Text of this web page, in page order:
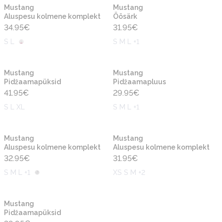
Mustang
Aluspesu kolmene komplekt
34.95€
S L
Mustang
Öösärk
31.95€
S M L +1
Mustang
Pidžaamapüksid
41.95€
S L XL
Mustang
Pidžaamapluus
29.95€
S M L +1
Mustang
Aluspesu kolmene komplekt
32.95€
S M L +1
Mustang
Aluspesu kolmene komplekt
31.95€
XS S M +2
Mustang
Pidžaamapüksid